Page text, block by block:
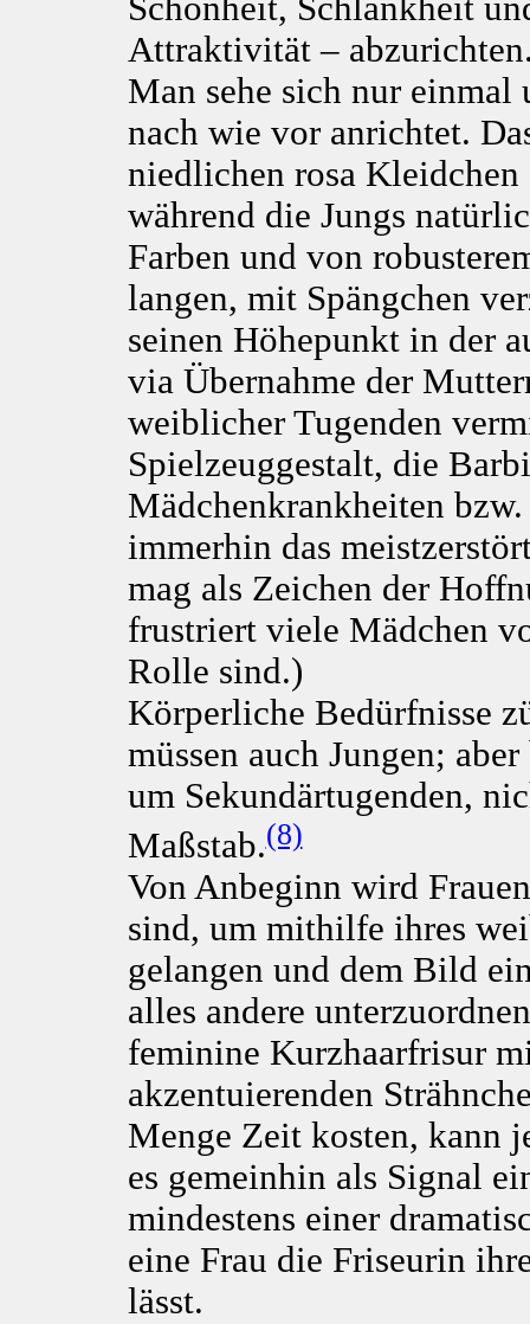
Schönheit, Schlankheit
Attraktivität –
Man sehe sich nur
nach wie vor anrichtet.
niedlichen rosa
während die Jungs
Farben und von
langen, mit Spängchen
seinen Höhepunkt in der
via Übernahme der
weiblicher Tugenden
Spielzeuggestalt, die
Mädchenkrankheiten
immerhin das
mag als Zeichen der
frustriert viele Mädchen
Rolle sind.)
Körperliche Bedürfnisse
müssen auch Jungen;
um Sekundärtugenden,
Maßstab.(8)
Von Anbeginn wird
sind, um mithilfe ihres
gelangen und dem Bild
alles andere
feminine Kurzhaarfrisur
akzentuierenden
Menge Zeit kosten, kann
es gemeinhin als Signal
mindestens einer
eine Frau die Friseurin
lässt.